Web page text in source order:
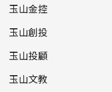
玉山金控
玉山創投
玉山投顧
玉山文教